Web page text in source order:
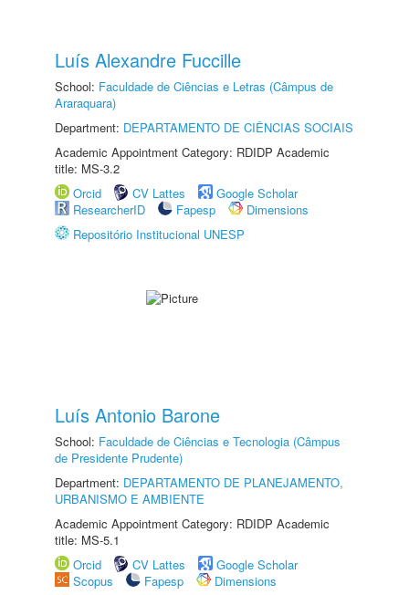
Luís Alexandre Fuccille
School: Faculdade de Ciências e Letras (Câmpus de
Araraquara)
Department: DEPARTAMENTO DE CIÊNCIAS SOCIAIS
Academic Appointment Category: RDIDP Academic
title: MS-3.2
Orcid
CV Lattes
Google Scholar
ResearcherID
Fapesp
Dimensions
Repositório Institucional UNESP
Luís Antonio Barone
School: Faculdade de Ciências e Tecnologia (Câmpus
de Presidente Prudente)
Department: DEPARTAMENTO DE PLANEJAMENTO,
URBANISMO E AMBIENTE
Academic Appointment Category: RDIDP Academic
title: MS-5.1
Orcid
CV Lattes
Google Scholar
Scopus
Fapesp
Dimensions